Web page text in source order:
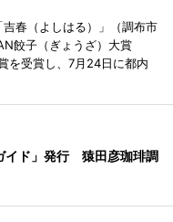
春（よしはる）」（調布市
餃子（ぎょうざ）大賞
を受賞し、7月24日に都内
イド」発行 猿田彦珈琲調